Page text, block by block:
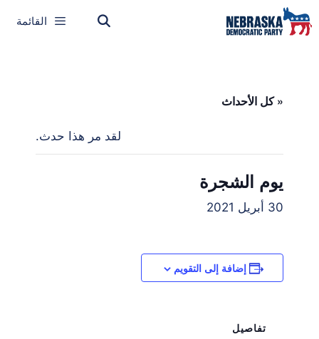
القائمة
« كل الأحداث
لقد مر هذا حدث.
يوم الشجرة
30 أبريل 2021
إضافة إلى التقويم
تفاصيل